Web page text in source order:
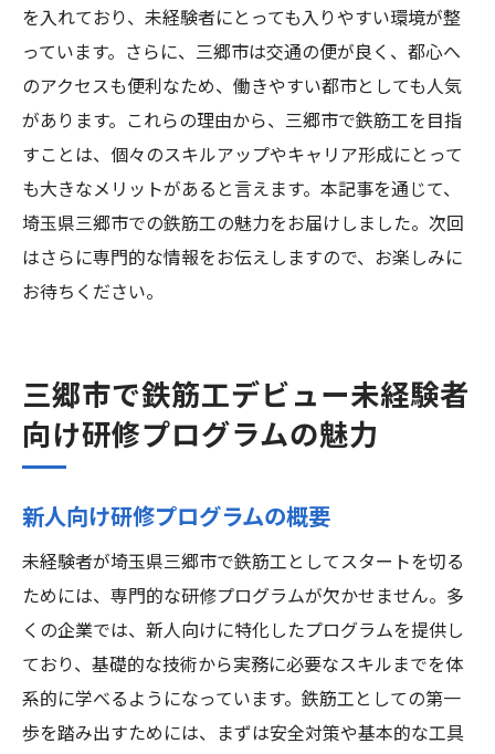
を入れており、未経験者にとっても入りやすい環境が整
っています。さらに、三郷市は交通の便が良く、都心へ
のアクセスも便利なため、働きやすい都市としても人気
があります。これらの理由から、三郷市で鉄筋工を目指
すことは、個々のスキルアップやキャリア形成にとって
も大きなメリットがあると言えます。本記事を通じて、
埼玉県三郷市での鉄筋工の魅力をお届けしました。次回
はさらに専門的な情報をお伝えしますので、お楽しみに
お待ちください。
三郷市で鉄筋工デビュー未経験者
向け研修プログラムの魅力
新人向け研修プログラムの概要
未経験者が埼玉県三郷市で鉄筋工としてスタートを切る
ためには、専門的な研修プログラムが欠かせません。多
くの企業では、新人向けに特化したプログラムを提供し
ており、基礎的な技術から実務に必要なスキルまでを体
系的に学べるようになっています。鉄筋工としての第一
歩を踏み出すためには、まずは安全対策や基本的な工具